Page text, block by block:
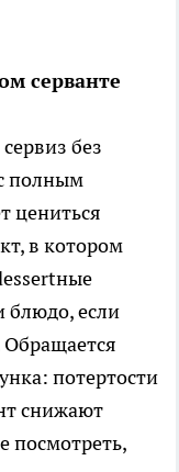
серванте
без
полным
цениться
в котором
блюдо, если
потертости
снижают
посмотреть,